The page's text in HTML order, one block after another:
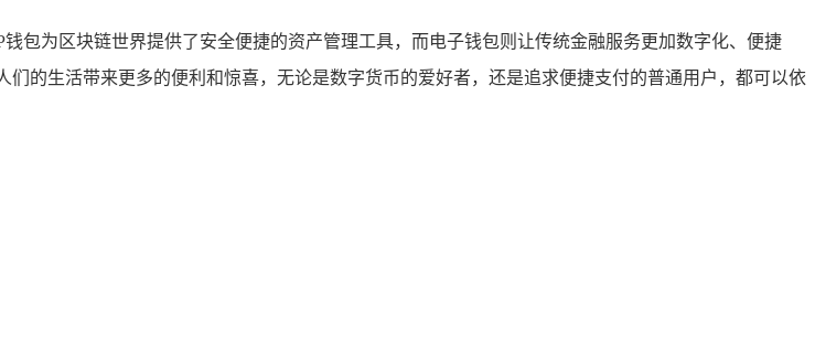
包为区块链世界提供了安全便捷的资产管理工具，而电子钱包则让传统金融服务更加数字化、便捷
的生活带来更多的便利和惊喜，无论是数字货币的爱好者，还是追求便捷支付的普通用户，都可以依